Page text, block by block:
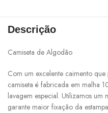
Descrição
Camiseta de Algodão
Com um excelente caimento
camiseta é fabricada em malha
lavagem especial. Utilizamos
garante maior fixação da